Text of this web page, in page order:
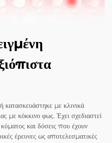
κατασκευάστηκε με κλινικά
με κόκκινο φως. Έχει σχεδιαστεί
και δόσεις που έχουν
έρευνες ως αποτελεσματικές